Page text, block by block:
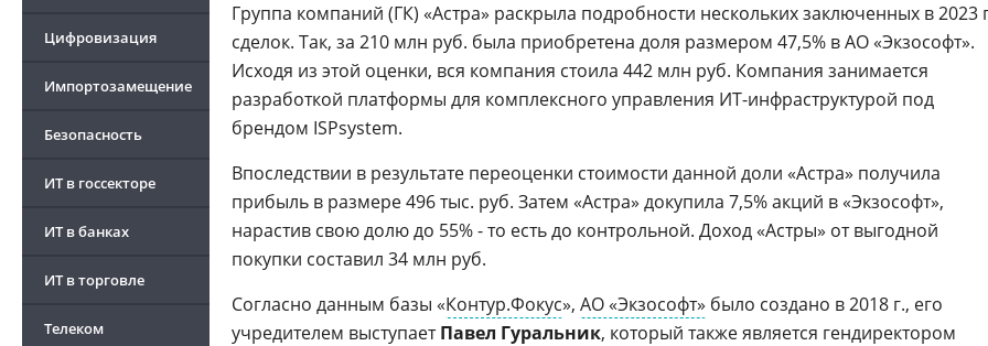
Цифровизация
Импортозамещение
Безопасность
ИТ в госсекторе
ИТ в банках
ИТ в торговле
Телеком
Группа компаний (ГК) «Астра» раскрыла подробности нескольких заключенных в 2023
сделок. Так, за 210 млн руб. была приобретена доля размером 47,5% в АО «Экзософт».
Исходя из этой оценки, вся компания стоила 442 млн руб. Компания занимается
разработкой платформы для комплексного управления ИТ-инфраструктурой под
брендом ISPsystem.
Впоследствии в результате переоценки стоимости данной доли «Астра» получила
прибыль в размере 496 тыс. руб. Затем «Астра» докупила 7,5% акций в «Экзософт»,
нарастив свою долю до 55% - то есть до контрольной. Доход «Астры» от выгодной
покупки составил 34 млн руб.
Согласно данным базы «Контур.Фокус», АО «Экзософт» было создано в 2018 г., его
учредителем выступаетПавел Гуральник, который также является гендиректором